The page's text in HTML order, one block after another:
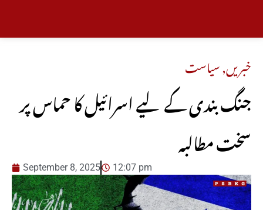
خبریں,سیاست
جنگ بندی کے لیے اسرائیل کا حماس پر
سخت مطالبہ
September 8, 2025 12:07 pm